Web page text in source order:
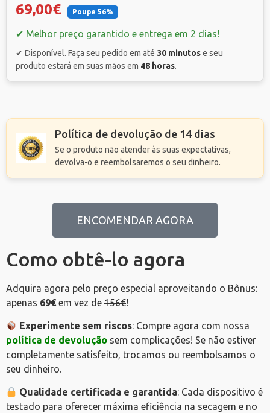
69,00€ Poupe 56%
✔ Melhor preço garantido e entrega em 2 dias!
✔ Disponível. Faça seu pedido em até 30 minutose seu
produto estará em suas mãos em 48 horas.
Política de devolução de 14 dias
Se o produto não atender às suas expectativas,
devolva-o e reembolsaremos o seu dinheiro.
ENCOMENDAR AGORA
Como obtê-lo agora
Adquira agora pelo preço especial aproveitando o Bônus:
apenas 69€ em vez de 156€!
Experimente sem riscos: Compre agora com nossa
política de devolução sem complicações! Se não estiver
completamente satisfeito, trocamos ou reembolsamos o
seu dinheiro.
Qualidade certificada e garantida: Cada dispositivo é
testado para oferecer máxima eficiência na secagem e no